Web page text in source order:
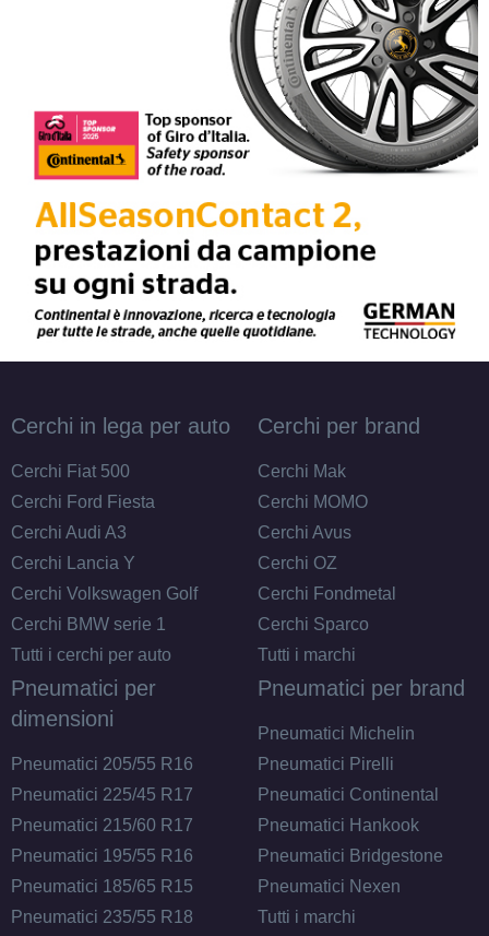
C B 69db
B
C B 69db
Cerchi in lega per auto
Cerchi Fiat 500
Cerchi Ford Fiesta
Cerchi Audi A3
Cerchi Lancia Y
Cerchi Volkswagen Golf
Cerchi BMW serie 1
Tutti i cerchi per auto
Cerchi per brand
Cerchi Mak
Cerchi MOMO
Cerchi Avus
Cerchi OZ
Cerchi Fondmetal
Cerchi Sparco
Tutti i marchi
Pneumatici per
dimensioni
Pneumatici 205/55 R16
Pneumatici 225/45 R17
Pneumatici 215/60 R17
Pneumatici 195/55 R16
Pneumatici 185/65 R15
Pneumatici 235/55 R18
Pneumatici per brand
Pneumatici Michelin
Pneumatici Pirelli
Pneumatici Continental
Pneumatici Hankook
Pneumatici Bridgestone
Pneumatici Nexen
Tutti i marchi